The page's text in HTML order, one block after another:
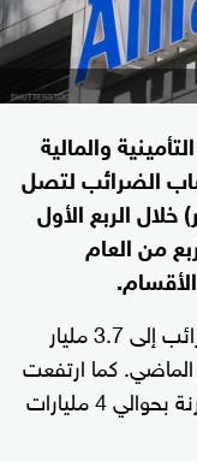
والمالية
الضرائب لتصل
مليار دولار) خلال الربع الأول
الربع من العام
وارتفع الدخل الأساسي قبل حساب الضرائب إلى 3.7 مليار
العام الماضي. كما ارتفعت
الأرباح التشغيلية إلى 4.3 مليار يورو مقارنة بحوالي 4 مليارات